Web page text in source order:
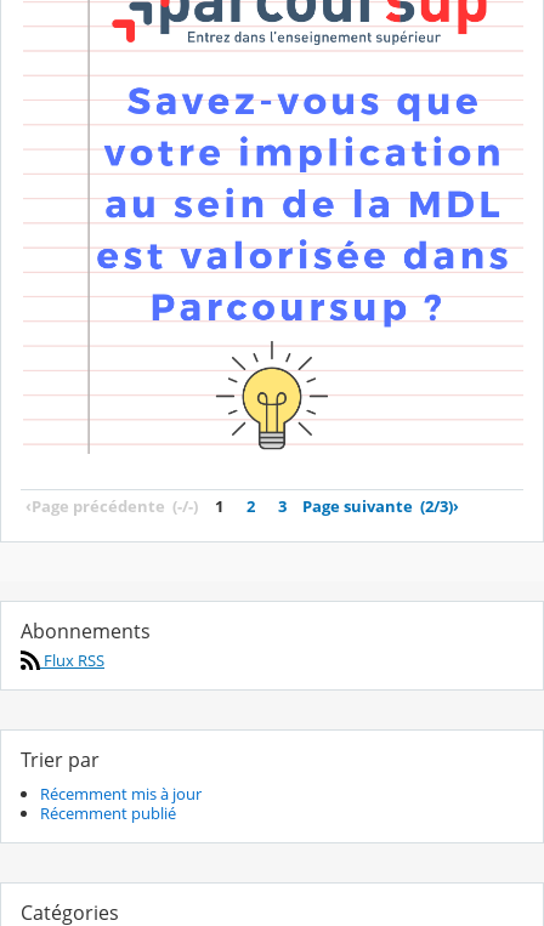
‹Page précédente (-/-) 1 2 3 Page suivante (2/3)›
Abonnements
Flux RSS
Trier par
Récemment mis à jour
Récemment publié
Catégories